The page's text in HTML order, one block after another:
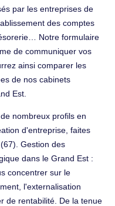
par les entreprises de
des comptes
Notre formulaire
de communiquer vos
ainsi comparer les
de nos cabinets
Est.
nombreux profils en
d'entreprise, faites
Gestion des
dans le Grand Est :
concentrer sur le
l'externalisation
de rentabilité. De la tenue